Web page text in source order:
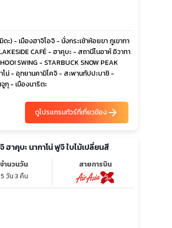
) - เมืองฮาจิโอจิ - นั่งกระเช้าห้อยขา ภูเขาทา
CAFÉ - ฮาคุบะ - สถานีโนอาห์ อิวาทา
SWING - STARBUCK SNOW PEAK
น่ - อุทยานคามิโคจิ - สะพานกัปปะบาชิ -
กุ - เมืองนาริตะ
ดูโปรแกรมทัวร์ที่เกี่ยวข้องarrow_forward
ฮาคุบะ นากาโน่ ฟูจิ ใบไม้เปลี่ยนสี
จำนวนวัน
5 วัน 3 คืน
สายการบิน